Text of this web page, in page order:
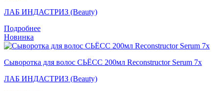
ЛАБ ИНДАСТРИЗ (Beauty)
Подробнее
Новинка
Сыворотка для волос СЬЁСС 200мл Reconstructor Serum 7x
ЛАБ ИНДАСТРИЗ (Beauty)